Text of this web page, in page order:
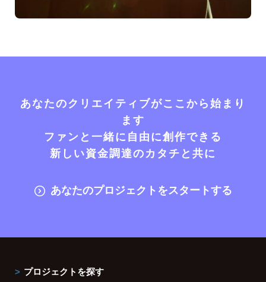
あなたのクリエイティブがここから始まり
ます
ファンと一緒に自由に創作できる
新しい資金調達のカタチと共に
あなたのプロジェクトをスタートする
プロジェクトを探す